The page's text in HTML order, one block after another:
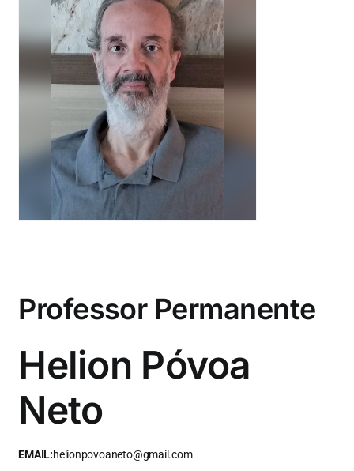
Professor Permanente
Helion Póvoa
Neto
EMAIL:helionpovoaneto@gmail.com